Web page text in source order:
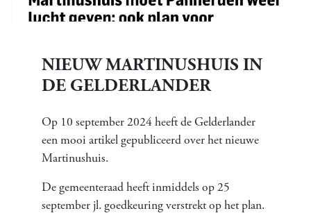
NIEUW MARTINUSHUIS IN
DE GELDERLANDER
Op 10 september 2024 heeft de Gelderlander
een mooi artikel gepubliceerd over het nieuwe
Martinushuis.
De gemeenteraad heeft inmiddels op 25
september jl. goedkeuring verstrekt op het plan.